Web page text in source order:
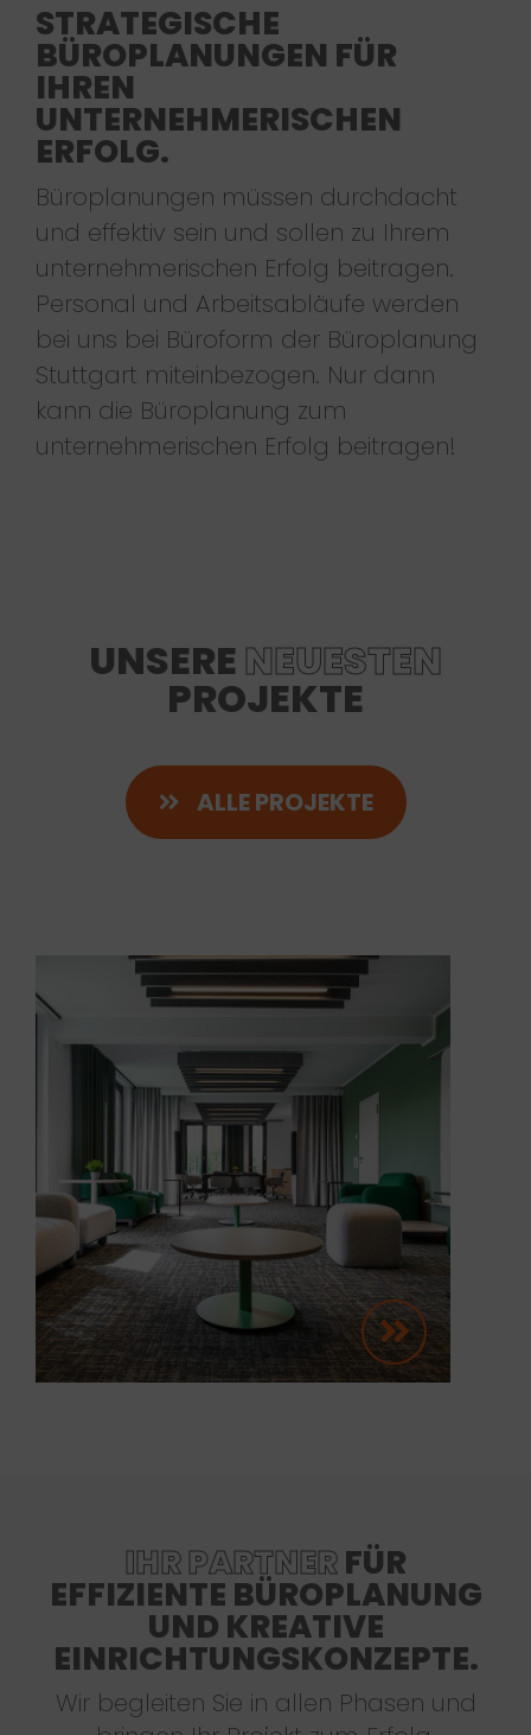
STRATEGISCHE
BÜROPLANUNGEN FÜR
IHREN
UNTERNEHMERISCHEN
ERFOLG.
Büroplanungen müssen durchdacht
und effektiv sein und sollen zu Ihrem
unternehmerischen Erfolg beitragen.
Personal und Arbeitsabläufe werden
bei uns bei Büroform der Büroplanung
Stuttgart miteinbezogen. Nur dann
kann die Büroplanung zum
unternehmerischen Erfolg beitragen!
UNSERE NEUESTEN
PROJEKTE
ALLE PROJEKTE
IHR PARTNERFÜR
EFFIZIENTE BÜROPLANUNG
UND KREATIVE
EINRICHTUNGSKONZEPTE.
Wir begleiten Sie in allen Phasen und